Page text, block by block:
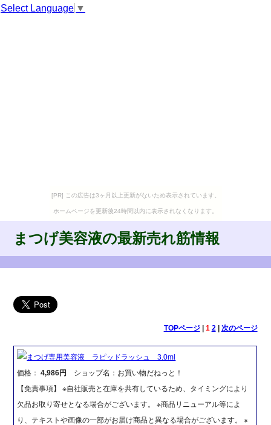
Select Language ▼
[PR] この広告は3ヶ月以上更新がないため表示されています。
ホームページを更新後24時間以内に表示されなくなります。
まつげ美容液の最新売れ筋情報
TOPページ| 1 2| 次のページ
まつげ専用美容液 ラピッドラッシュ 3.0ml
価格：4,986円
ショップ名：お買い物だねっと！
【免責事項】 ※自社販売と在庫を共有しているため、タイミングにより
欠品お取り寄せとなる場合がございます。 ※商品リニューアル等によ
り、テキストや画像の一部がお届け商品と異なる場合がございます。 ※